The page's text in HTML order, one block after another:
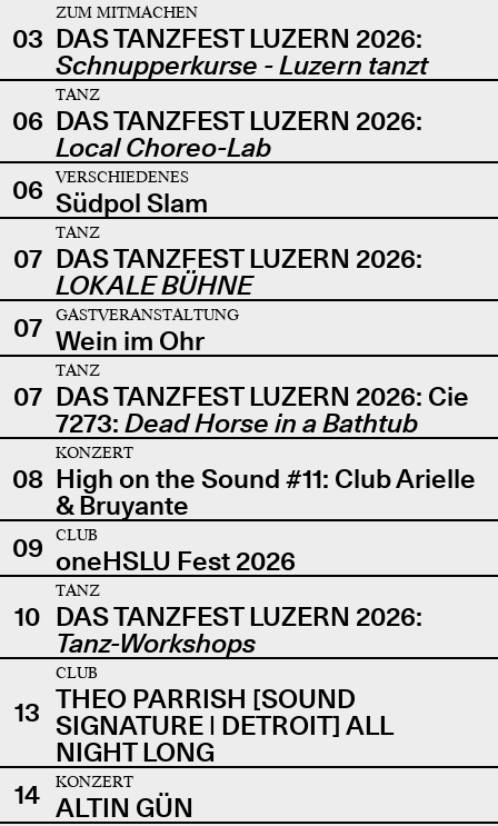
03
ZUM MITMACHEN
DAS TANZFEST LUZERN 2026:
Schnupperkurse - Luzern tanzt
06
TANZ
DAS TANZFEST LUZERN 2026:
Local Choreo-Lab
06
VERSCHIEDENES
Südpol Slam
07
TANZ
DAS TANZFEST LUZERN 2026:
LOKALE BÜHNE
07
GASTVERANSTALTUNG
Wein im Ohr
07
TANZ
DAS TANZFEST LUZERN 2026: Cie
7273: Dead Horse in a Bathtub
08
KONZERT
High on the Sound #11: Club Arielle
& Bruyante
09
CLUB
oneHSLU Fest 2026
10
TANZ
DAS TANZFEST LUZERN 2026:
Tanz-Workshops
13
CLUB
THEO PARRISH [SOUND
SIGNATURE | DETROIT] ALL
NIGHT LONG
14
KONZERT
ALTIN GÜN